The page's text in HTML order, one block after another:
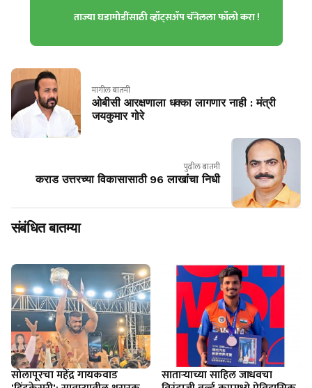
ताज्या घडामोडींसाठी व्हॉट्सॲप चॅनेलला फॉलो करा !
मागील बातमी
ओबीसी आरक्षणाला धक्का लागणार नाही : मंत्री
जयकुमार गोरे
पुढील बातमी
कराड उत्तरच्या विकासासाठी 96 लाखांचा निधी
संबंधित बातम्या
सोलापूरचा महेंद्र गायकवाड साताऱ्याच्या साहिल जाधवचा